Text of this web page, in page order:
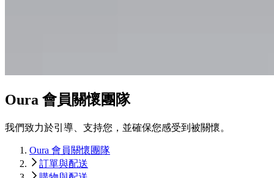
Oura 會員關懷團隊
我們致力於引導、支持您，並確保您感受到被關懷。
Oura 會員關懷團隊
訂單與配送